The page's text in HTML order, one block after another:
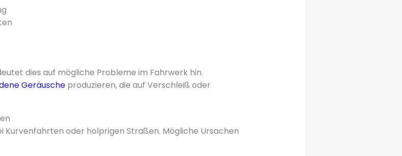
dies auf mögliche Probleme im Fahrwerk hin.
Geräuscheproduzieren, die auf Verschleiß oder
Kurvenfahrten oder holprigen Straßen. Mögliche Ursachen